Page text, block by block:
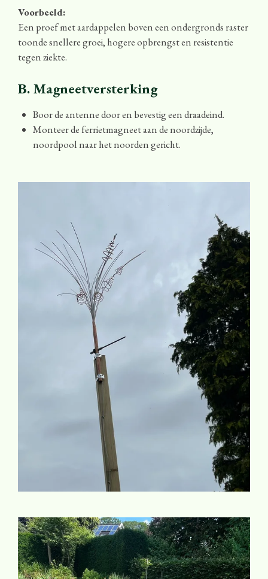
Voorbeeld:
Een proef met aardappelen boven een ondergronds raster
toonde snellere groei, hogere opbrengst en resistentie
tegen ziekte.
B. Magneetversterking
Boor de antenne door en bevestig een draadeind.
Monteer de ferrietmagneet aan de noordzijde,
noordpool naar het noorden gericht.